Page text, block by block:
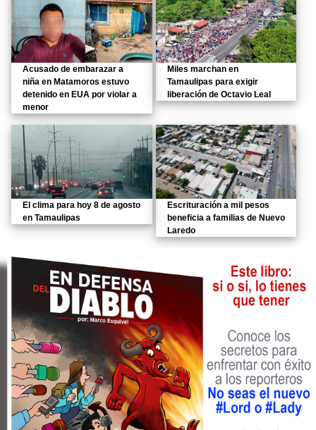
Acusado de embarazar a
niña en Matamoros estuvo
detenido en EUA por violar a
menor
Miles marchan en
Tamaulipas para exigir
liberación de Octavio Leal
El clima para hoy 8 de agosto
en Tamaulipas
Escrituración a mil pesos
beneficia a familias de Nuevo
Laredo